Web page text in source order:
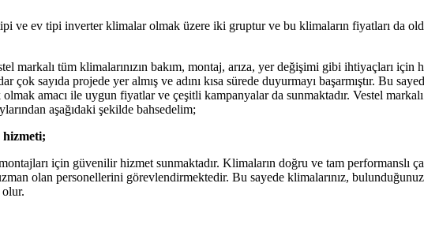
ve ev tipi inverter klimalar olmak üzere iki gruptur ve bu klimaların fiyatları da
markalı tüm klimalarınızın bakım, montaj, arıza, yer değişimi gibi ihtiyaçları
çok sayıda projede yer almış ve adını kısa sürede duyurmayı başarmıştır. Bu
olmak amacı ile uygun fiyatlar ve çeşitli kampanyalar da sunmaktadır. Vestel
aşağıdaki şekilde bahsedelim;
hizmeti;
montajları için güvenilir hizmet sunmaktadır. Klimaların doğru ve tam
olan personellerini görevlendirmektedir. Bu sayede klimalarınız,